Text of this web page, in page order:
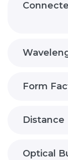
Form
Distance
Optical